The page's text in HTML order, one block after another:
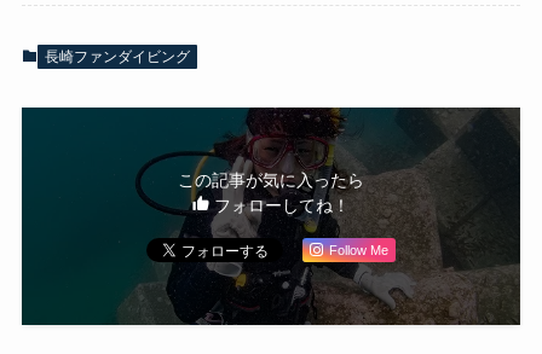
長崎ファンダイビング
この記事が気に入ったら
フォローしてね！
Follow Me